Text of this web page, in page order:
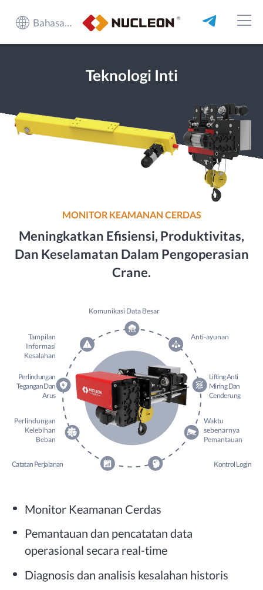
Bahasa Indonesia
Teknologi Inti
MONITOR KEAMANAN CERDAS
Meningkatkan Efisiensi, Produktivitas,
Dan Keselamatan Dalam Pengoperasian
Crane.
Komunikasi Data Besar
Anti-ayunan
Lifting Anti
Miring Dan
Cenderung
Waktu
sebenarnya
Pemantauan
Kontrol Login
Catatan Perjalanan
Perlindungan
Kelebihan
Beban
Perlindungan
Tegangan Dan
Arus
Tampilan
Informasi
Kesalahan
Monitor Keamanan Cerdas
Pemantauan dan pencatatan data
operasional secara real-time
Diagnosis dan analisis kesalahan historis